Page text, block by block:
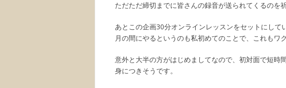
ただただ締切までに皆さんの録音が送られてくるのを
あとこの企画30分オンラインレッスンをセットにして
月の間にやるというのも私初めてのことで、これもワ
意外と大半の方がはじめましてなので、初対面で短時
身につきそうです。